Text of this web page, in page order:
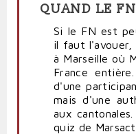
QUAND LE
Si le FN est
il faut l'avouer,
à Marseille où
France
d'une
mais d'une
aux
quiz de